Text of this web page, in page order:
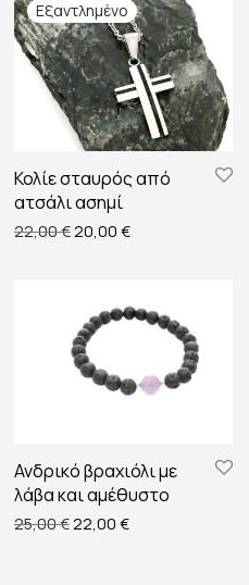
€.
είναι: 22,00 €.
Κολίε σταυρός από
ατσάλι ασημί
22,00€ Original price was:
20,00 €Η τρέχουσα
€.
είναι: 18,00 €.
Ανδρικό βραχιόλι με
λάβα και αμέθυστο
25,00€ Original price was:
22,00 €Η τρέχουσα